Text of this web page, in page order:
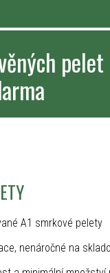
A1 smrkové pelety
nenáročné na